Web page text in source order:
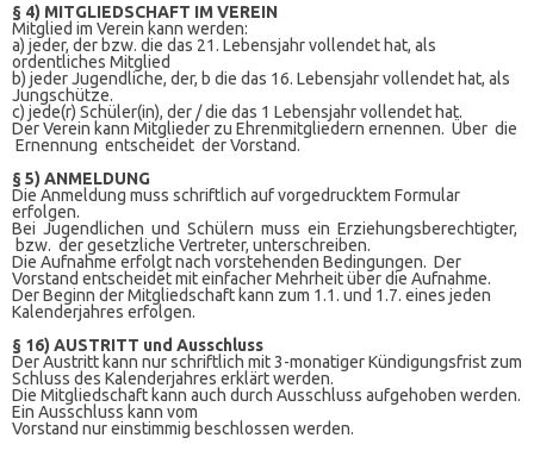
§ 4) MITGLIEDSCHAFT IM VEREIN
Mitglied im Verein kann werden:
a) jeder, der bzw. die das 21. Lebensjahr vollendet hat, als
ordentliches Mitglied
b) jeder Jugendliche, der, b die das 16. Lebensjahr vollendet hat, als
Jungschütze.
c) jede(r) Schüler(in), der / die das 1 Lebensjahr vollendet hat.
Der Verein kann Mitglieder zu Ehrenmitgliedern ernennen. Über die
Ernennung entscheidet der Vorstand.
§ 5) ANMELDUNG
Die Anmeldung muss schriftlich auf vorgedrucktem Formular
erfolgen.
Bei Jugendlichen und Schülern muss ein Erziehungsberechtigter,
bzw. der gesetzliche Vertreter, unterschreiben.
Die Aufnahme erfolgt nach vorstehenden Bedingungen. Der
Vorstand entscheidet mit einfacher Mehrheit über die Aufnahme.
Der Beginn der Mitgliedschaft kann zum 1.1. und 1.7. eines jeden
Kalenderjahres erfolgen.
§ 16) AUSTRITT und Ausschluss
Der Austritt kann nur schriftlich mit 3-monatiger Kündigungsfrist zum
Schluss des Kalenderjahres erklärt werden.
Die Mitgliedschaft kann auch durch Ausschluss aufgehoben werden.
Ein Ausschluss kann vom
Vorstand nur einstimmig beschlossen werden.